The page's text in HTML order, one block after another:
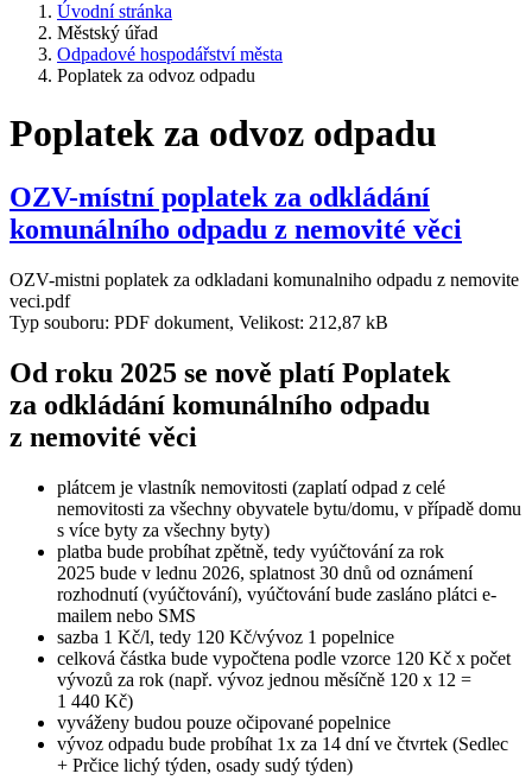
Úvodní stránka
Městský úřad
Odpadové hospodářství města
Poplatek za odvoz odpadu
Poplatek za odvoz odpadu
OZV-místní poplatek za odkládání
komunálního odpadu z nemovité věci
OZV-mistni poplatek za odkladani komunalniho odpadu z nemovite
veci.pdf
Typ souboru: PDF dokument, Velikost: 212,87 kB
Od roku 2025 se nově platí Poplatek
za odkládání komunálního odpadu
z nemovité věci
plátcem je vlastník nemovitosti (zaplatí odpad z celé
nemovitosti za všechny obyvatele bytu/domu, v případě domu
s více byty za všechny byty)
platba bude probíhat zpětně, tedy vyúčtování za rok
2025 bude v lednu 2026, splatnost 30 dnů od oznámení
rozhodnutí (vyúčtování), vyúčtování bude zasláno plátci e-
mailem nebo SMS
sazba 1 Kč/l, tedy 120 Kč/vývoz 1 popelnice
celková částka bude vypočtena podle vzorce 120 Kč x počet
vývozů za rok (např. vývoz jednou měsíčně 120 x 12 =
1 440 Kč)
vyváženy budou pouze očipované popelnice
vývoz odpadu bude probíhat 1x za 14 dní ve čtvrtek (Sedlec
+ Prčice lichý týden, osady sudý týden)